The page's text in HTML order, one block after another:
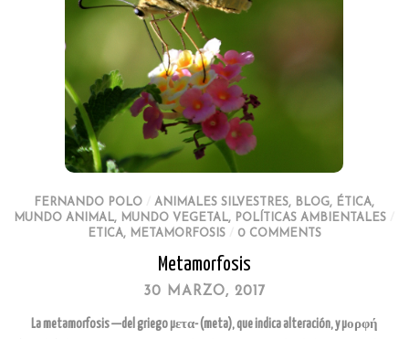
FERNANDO POLO ANIMALES SILVESTRES, BLOG, ÉTICA,
MUNDO ANIMAL, MUNDO VEGETAL, POLÍTICAS AMBIENTALES
ETICA, METAMORFOSIS 0 COMMENTS
Metamorfosis
30 MARZO, 2017
La metamorfosis —del griego μετα- (meta), que indica alteración, y μορφή